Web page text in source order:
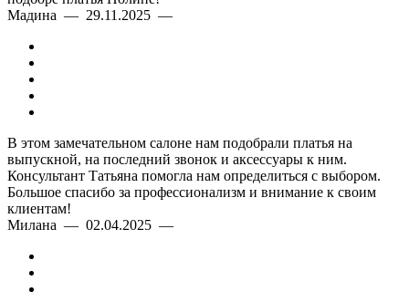
Мадина — 29.11.2025 —
В этом замечательном салоне нам подобрали платья на
выпускной, на последний звонок и аксессуары к ним.
Консультант Татьяна помогла нам определиться с выбором.
Большое спасибо за профессионализм и внимание к своим
клиентам!
Милана — 02.04.2025 —